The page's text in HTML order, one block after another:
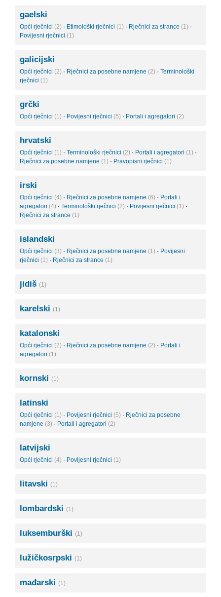
gaelski
Opći rječnici (2) · Etimološki rječnici (1) · Rječnici za strance (1) ·
Povijesni rječnici (1)
galicijski
Opći rječnici (2) · Rječnici za posebne namjene (2) · Terminološki
rječnici (1)
grčki
Opći rječnici (1) · Povijesni rječnici (5) · Portali i agregatori (2)
hrvatski
Opći rječnici (1) · Terminološki rječnici (2) · Portali i agregatori (1) ·
Rječnici za posebne namjene (1) · Pravopisni rječnici (1)
irski
Opći rječnici (4) · Rječnici za posebne namjene (6) · Portali i
agregatori (4) · Terminološki rječnici (2) · Povijesni rječnici (1) ·
Rječnici za strance (1)
islandski
Opći rječnici (3) · Rječnici za posebne namjene (1) · Povijesni
rječnici (1) · Rječnici za strance (1)
jidiš (1)
karelski (1)
katalonski
Opći rječnici (2) · Rječnici za posebne namjene (2) · Portali i
agregatori (1)
kornski (1)
latinski
Opći rječnici (1) · Povijesni rječnici (5) · Rječnici za posebne
namjene (3) · Portali i agregatori (2)
latvijski
Opći rječnici (4) · Povijesni rječnici (1)
litavski (1)
lombardski (1)
luksemburški (1)
lužičkosrpski (1)
mađarski (1)